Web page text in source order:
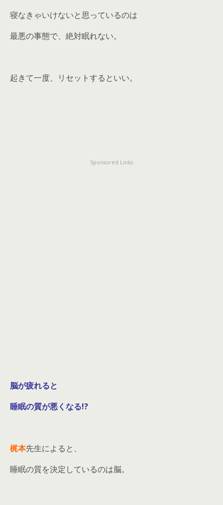
寝なきゃいけないと思っているのは
最悪の事態で、絶対眠れない。
起きて一度、リセットするといい。
Sponsored Links
脳が疲れると
睡眠の質が悪くなる!?
梶本先生によると、
睡眠の質を決定しているのは脳。